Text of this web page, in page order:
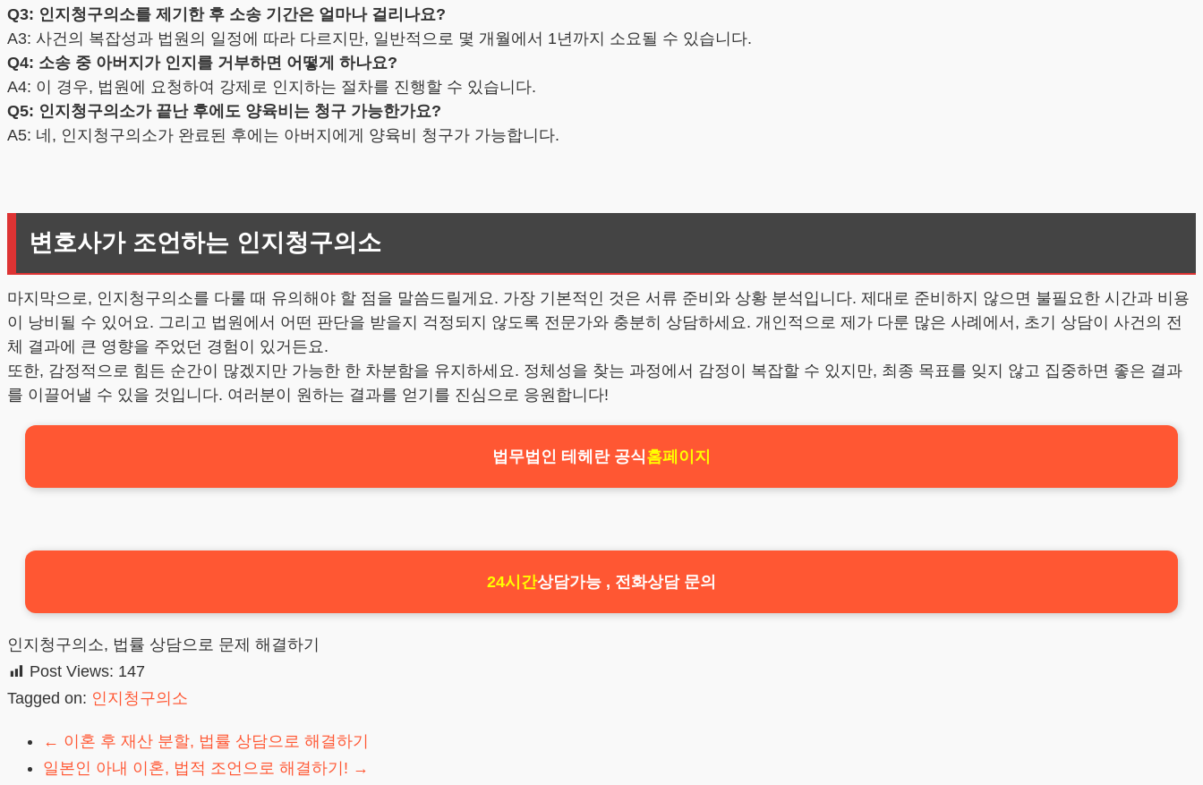
Q3: 인지청구의소를 제기한 후 소송 기간은 얼마나 걸리나요?
A3: 사건의 복잡성과 법원의 일정에 따라 다르지만, 일반적으로 몇 개월에서 1년까지 소요될 수 있습니다.
Q4: 소송 중 아버지가 인지를 거부하면 어떻게 하나요?
A4: 이 경우, 법원에 요청하여 강제로 인지하는 절차를 진행할 수 있습니다.
Q5: 인지청구의소가 끝난 후에도 양육비는 청구 가능한가요?
A5: 네, 인지청구의소가 완료된 후에는 아버지에게 양육비 청구가 가능합니다.
변호사가 조언하는 인지청구의소
마지막으로, 인지청구의소를 다룰 때 유의해야 할 점을 말씀드릴게요. 가장 기본적인 것은 서류 준비와 상황 분석입니다. 제대로 준비하지 않으면 불필요한 시간과 비용
이 낭비될 수 있어요. 그리고 법원에서 어떤 판단을 받을지 걱정되지 않도록 전문가와 충분히 상담하세요. 개인적으로 제가 다룬 많은 사례에서, 초기 상담이 사건의 전
체 결과에 큰 영향을 주었던 경험이 있거든요.
또한, 감정적으로 힘든 순간이 많겠지만 가능한 한 차분함을 유지하세요. 정체성을 찾는 과정에서 감정이 복잡할 수 있지만, 최종 목표를 잊지 않고 집중하면 좋은 결과
를 이끌어낼 수 있을 것입니다. 여러분이 원하는 결과를 얻기를 진심으로 응원합니다!
법무법인 테헤란 공식홈페이지
24시간상담가능 , 전화상담 문의
인지청구의소, 법률 상담으로 문제 해결하기
Post Views: 147
Tagged on: 인지청구의소
← 이혼 후 재산 분할, 법률 상담으로 해결하기
일본인 아내 이혼, 법적 조언으로 해결하기! →